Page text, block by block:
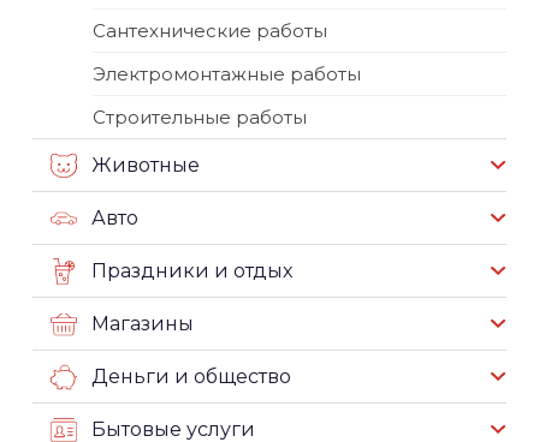
Сантехнические работы
Электромонтажные работы
Строительные работы
Животные
Авто
Праздники и отдых
Магазины
Деньги и общество
Бытовые услуги